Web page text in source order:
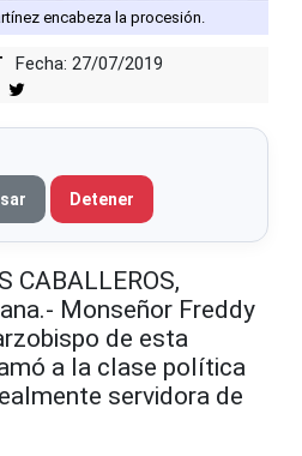
encabeza la procesión.
Fecha: 27/07/2019
Detener
CABALLEROS,
Monseñor Freddy
de esta
a la clase política
servidora de